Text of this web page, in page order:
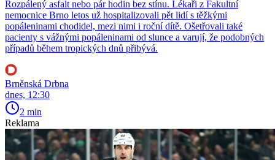
Rozpálený asfalt nebo pár hodin bez stínu. Lékaři z Fakultní
nemocnice Brno letos už hospitalizovali pět lidí s těžkými
popáleninami chodidel, mezi nimi i roční dítě. Ošetřovali také
pacienty s vážnými popáleninami od slunce a varují, že podobných
případů během tropických dnů přibývá.
Brněnská Drbna
dnes, 12:30
2 min
Reklama